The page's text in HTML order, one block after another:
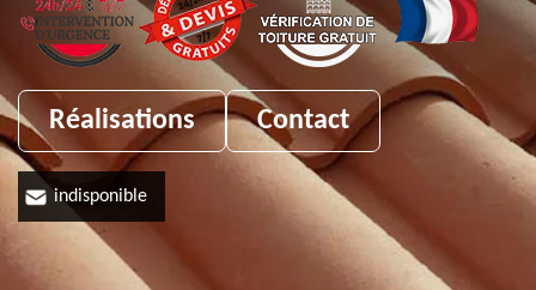
Réalisations Contact
indisponible